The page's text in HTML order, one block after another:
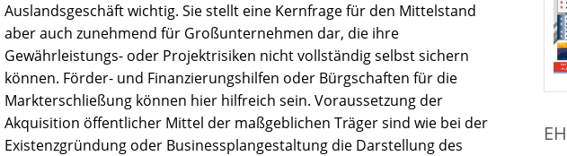
Auslandsgeschäft wichtig. Sie stellt eine Kernfrage für den Mittelstand
aber auch zunehmend für Großunternehmen dar, die ihre
Gewährleistungs- oder Projektrisiken nicht vollständig selbst sichern
können. Förder- und Finanzierungshilfen oder Bürgschaften für die
Markterschließung können hier hilfreich sein. Voraussetzung der
Akquisition öffentlicher Mittel der maßgeblichen Träger sind wie bei der
Existenzgründung oder Businessplangestaltung die Darstellung des